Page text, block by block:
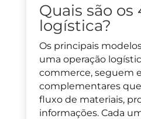
Quais são
logística?
Os principais
uma operação
commerce, seguem
complementares
fluxo de materiais,
informações. Cada